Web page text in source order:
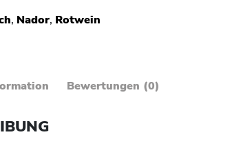
, Nador, Rotwein
Bewertungen (0)